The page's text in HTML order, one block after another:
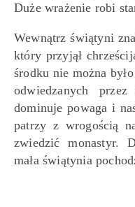
Duże wrażenie robi
Wewnątrz świątyni
który przyjął
środku nie można
odwiedzanych
dominuje powaga i
patrzy z wrogością
zwiedzić monastyr.
mała świątynia